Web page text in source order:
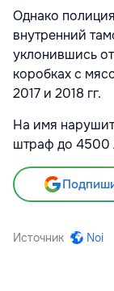
Однако
внутренний
уклонившись
коробках с
2017 и 2018 гг.
На имя
штраф до 4500
Источник Noi